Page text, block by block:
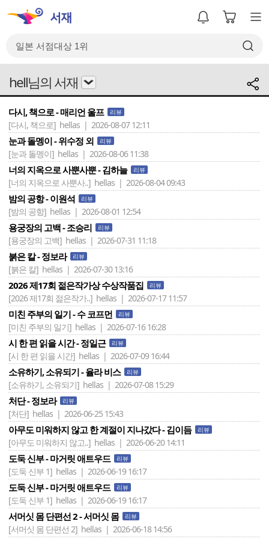
hell님의 서재
다시, 책으로 - 매리언 울프 리뷰
[다시, 책으로] hellas | 2026-08-07 12:11
눈과 돌멩이 - 위수정 외 리뷰
[눈과 돌멩이] hellas | 2026-08-06 11:38
너의 지옥으로 사뿐사뿐 - 김하늘 리뷰
[너의 지옥으로 사뿐사..] hellas | 2026-08-04 09:43
밤의 공항 - 이원석 리뷰
[밤의 공항] hellas | 2026-08-01 12:54
용궁장의 고백 - 조승리 리뷰
[용궁장의 고백] hellas | 2026-07-31 11:18
붉은 칼 - 정보라 리뷰
[붉은 칼] hellas | 2026-07-30 13:16
2026 제17회 젊은작가상 수상작품집 리뷰
[2026 제17회 젊은작가..] hellas | 2026-07-17 11:57
미친 주부의 일기 - 수 코프먼 리뷰
[미친 주부의 일기] hellas | 2026-07-16 16:28
시 한 편 읽을 시간 - 정일근 리뷰
[시 한 편 읽을 시간] hellas | 2026-07-09 16:44
소유하기, 소유되기 - 율라 비스 리뷰
[소유하기, 소유되기] hellas | 2026-07-08 15:29
처단 - 정보라 리뷰
[처단] hellas | 2026-06-25 15:43
아무도 미워하지 않고 한 계절이 지나갔다 - 김이듬 리뷰
[아무도 미워하지 않고..] hellas | 2026-06-20 14:11
도둑 신부 - 마거릿 애트우드 리뷰
[도둑 신부 1] hellas | 2026-06-19 16:17
도둑 신부 - 마거릿 애트우드 리뷰
[도둑 신부 1] hellas | 2026-06-19 16:17
서머싯 몸 단편선 2 - 서머싯 몸 리뷰
[서머싯 몸 단편선 2] hellas | 2026-06-18 14:56